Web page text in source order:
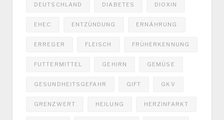
DEUTSCHLAND DIABETES DIOXIN
EHEC ENTZÜNDUNG ERNÄHRUNG
ERREGER FLEISCH FRÜHERKENNUNG
FUTTERMITTEL GEHIRN GEMÜSE
GESUNDHEITSGEFAHR GIFT GKV
GRENZWERT HEILUNG HERZINFARKT